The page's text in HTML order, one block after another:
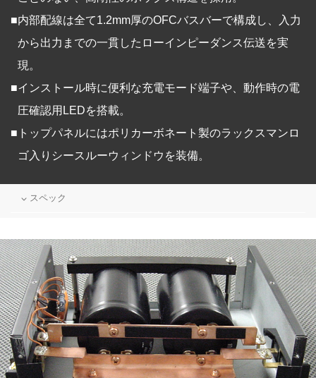
■内部配線は全て1.2mm厚のOFCバスバーで構成し、入力
から出力までの一貫したローインピーダンス伝送を実
現。
■インストール時に便利な充電モード端子や、動作時の電
圧確認用LEDを搭載。
■ トップパネルにはポリカーボネート製のラックスマンロ
ゴ入りシースルーウィンドウを装備。
スペック